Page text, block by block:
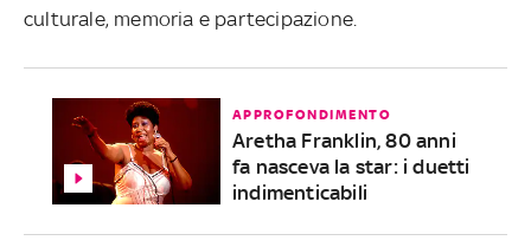
culturale, memoria e partecipazione.
APPROFONDIMENTO
Aretha Franklin, 80 anni
fa nasceva la star: i duetti
indimenticabili